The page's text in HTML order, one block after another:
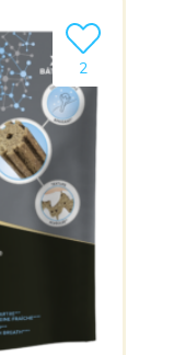
2
Ajouter le